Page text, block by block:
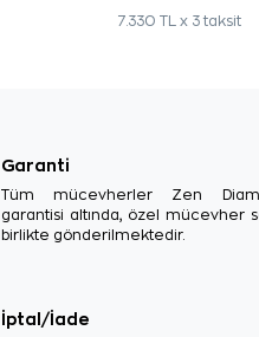
7.330 TL x 3 taksit
Garanti
Tüm mücevherler Zen
garantisi altında, özel mücevher
birlikte gönderilmektedir.
İptal/İade